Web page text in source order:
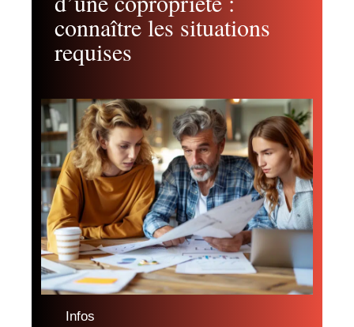
connaître les situations
requises
Infos